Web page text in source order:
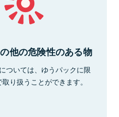
他の危険性のある物
ついては、ゆうパックに限
り扱うことができます。